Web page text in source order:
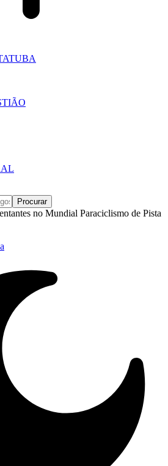
no Mundial Paraciclismo de Pista